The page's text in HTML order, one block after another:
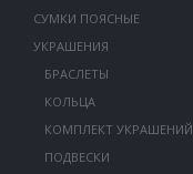
СУМКИ ПОЯСНЫЕ
УКРАШЕНИЯ
БРАСЛЕТЫ
КОЛЬЦА
КОМПЛЕКТ УКРАШЕНИЙ
ПОДВЕСКИ